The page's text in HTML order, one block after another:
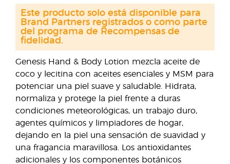
Genesis Hand & Body Lotion mezcla aceite de
coco y lecitina con aceites esenciales y MSM para
potenciar una piel suave y saludable. Hidrata,
normaliza y protege la piel frente a duras
condiciones meteorológicas, un trabajo duro,
agentes químicos y limpiadores de hogar,
dejando en la piel una sensación de suavidad y
una fragancia maravillosa. Los antioxidantes
adicionales y los componentes botánicos
Este producto solo está disponible para
Brand Partners registrados o como parte
del programa de Recompensas de
fidelidad.